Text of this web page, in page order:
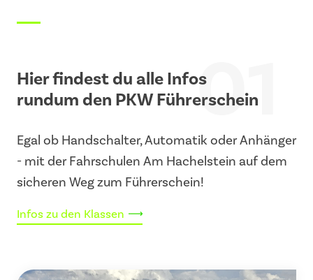
Hier findest du alle Infos
rundum den PKW Führerschein
01
Egal ob Handschalter, Automatik oder Anhänger
- mit der Fahrschulen Am Hachelstein auf dem
sicheren Weg zum Führerschein!
Infos zu den Klassen